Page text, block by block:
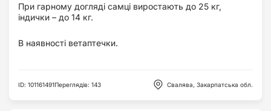
При гарному догляді самці виростають до 25 кг,
індички – до 14 кг.
В наявності ветаптечки.
ID: 101161491Переглядів: 143 Свалява, Закарпатська обл.